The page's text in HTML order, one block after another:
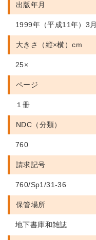
出版年月
1999年（平成11年）3月
大きさ（縦×横）cm
25×
ページ
１冊
NDC（分類）
760
請求記号
760/Sp1/31-36
保管場所
地下書庫和雑誌